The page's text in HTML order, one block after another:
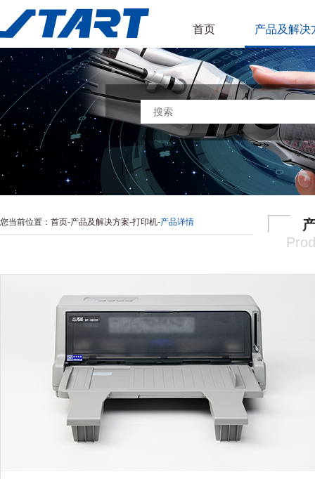
首页 产品及解决
您当前位置： 首页-产品及解决方案-打印机-产品详情